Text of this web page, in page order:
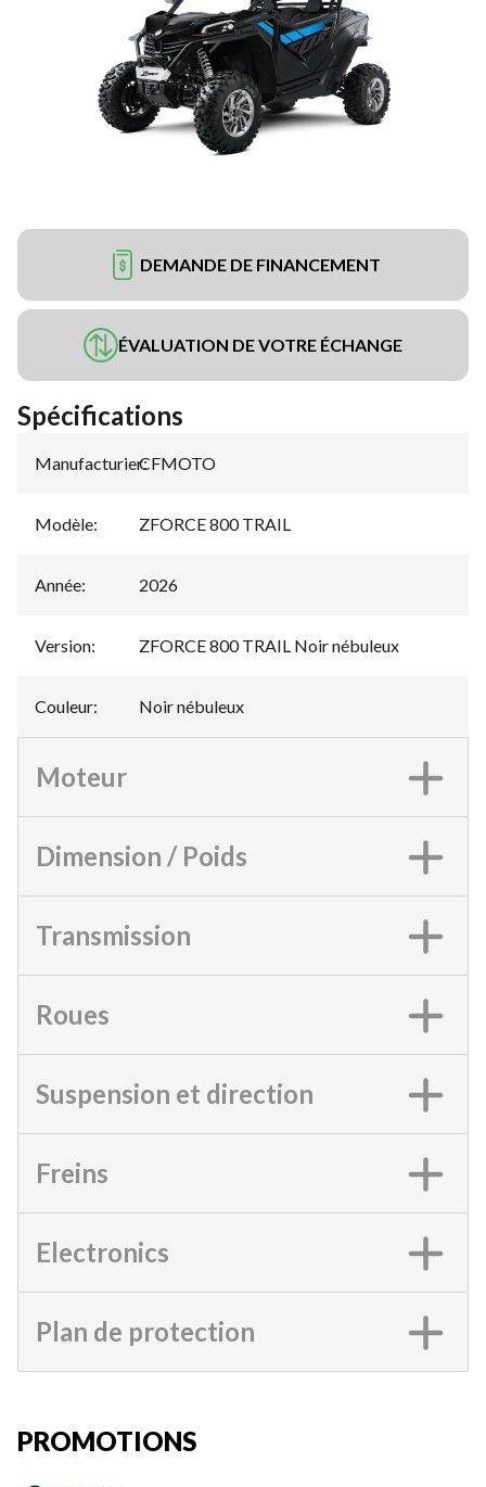
DEMANDE DE FINANCEMENT
ÉVALUATION DE VOTRE ÉCHANGE
Spécifications
Manufacturier:
CFMOTO
Modèle: ZFORCE 800 TRAIL
Année: 2026
Version: ZFORCE 800 TRAIL Noir nébuleux
Couleur: Noir nébuleux
Moteur
Dimension / Poids
Transmission
Roues
Suspension et direction
Freins
Electronics
Plan de protection
PROMOTIONS